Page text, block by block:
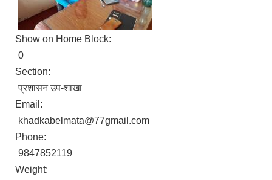
Show on Home Block:
0
Section:
प्रशासन उप-शाखा
Email:
khadkabelmata@77gmail.com
Phone:
9847852119
Weight: